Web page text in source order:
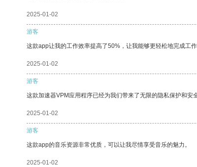
2025-01-02
游客
这款app让我的工作效率提高了50%，让我能够更轻松地完成工
2025-01-02
游客
这款加速器VPM应用程序已经为我们带来了无限的隐私保护和安
2025-01-02
游客
这款app的音乐资源非常优质，可以让我尽情享受音乐的魅力。
2025-01-02